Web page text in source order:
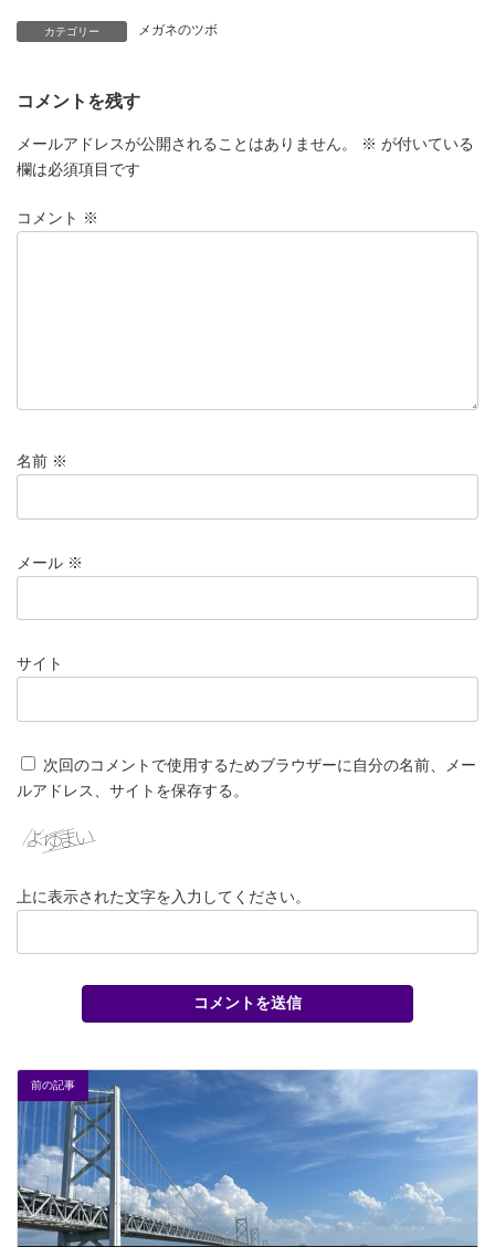
カテゴリー メガネのツボ
コメントを残す
メールアドレスが公開されることはありません。 ※ が付いている
欄は必須項目です
コメント ※
名前 ※
メール ※
サイト
次回のコメントで使用するためブラウザーに自分の名前、メー
ルアドレス、サイトを保存する。
上に表示された文字を入力してください。
前の記事